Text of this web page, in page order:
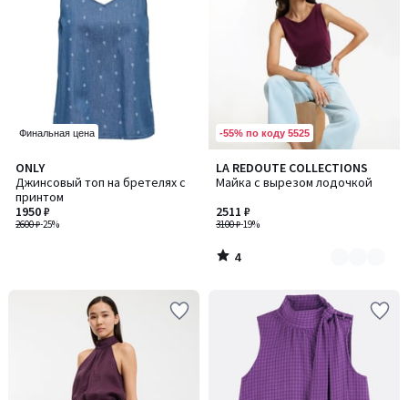
Финальная цена
ONLY
Джинсовый топ на бретелях с
принтом
2600 ₽-25%
1950 ₽
-55% по коду 5525
LA REDOUTE COLLECTIONS
Майка с вырезом лодочкой
3100 ₽-19%
2511 ₽
4
/
Количество
цветов:
2
4
/